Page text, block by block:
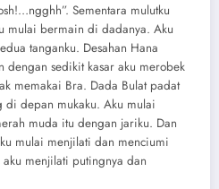
Sementara mulutku
mulai bermain di dadanya. Aku
tanganku. Desahan Hana
dengan sedikit kasar aku merobek
memakai Bra. Dada Bulat padat
depan mukaku. Aku mulai
muda itu dengan jariku. Dan
mulai menjilati dan menciumi
menjilati putingnya dan